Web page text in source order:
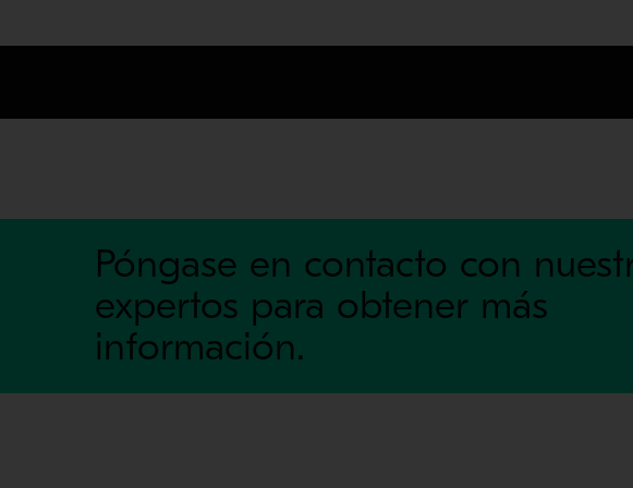
Póngase en contacto con
expertos para obtener más
información.